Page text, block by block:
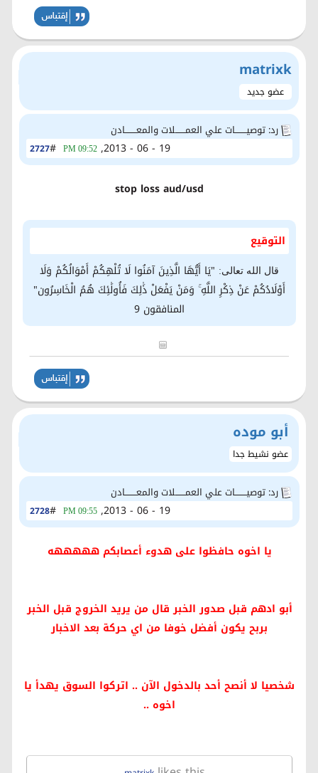
matrixk
عضو جديد
رد: توصيــــــــات علي العمـــــــلات والمعــــــــادن
2727# 19 - 06 - 2013,
09:52 PM
stop loss aud/usd
التوقيع
قال الله تعالى: "يَا أَيُّهَا الَّذِينَ آمَنُوا لَا تُلْهِكُمْ أَمْوَالُكُمْ وَلَا
أَوْلَادُكُمْ عَنْ ذِكْرِ اللَّهِ ۚ وَمَنْ يَفْعَلْ ذَٰلِكَ فَأُولَٰئِكَ هُمُ الْخَاسِرُون"
المنافقون 9
أبو موده
عضو نشيط جدا
رد: توصيــــــــات علي العمـــــــلات والمعــــــــادن
2728# 19 - 06 - 2013,
09:55 PM
يا اخوه حافظوا على هدوء أعصابكم هههههه
أبو ادهم قبل صدور الخبر قال من يريد الخروج قبل الخبر
بربح يكون أفضل خوفا من اي حركة بعد الاخبار
شخصيا لا أنصح أحد بالدخول الآن .. اتركوا السوق يهدأ يا
اخوه ..